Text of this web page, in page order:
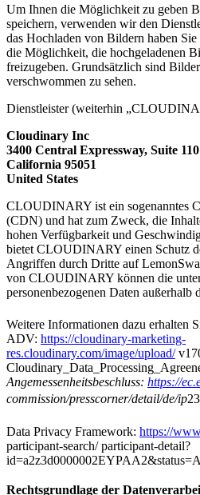
Um Ihnen die Möglichkeit zu geben
speichern, verwenden wir den
das Hochladen von Bildern haben
die Möglichkeit, die hochgeladenen
freizugeben. Grundsätzlich sind
verschwommen zu sehen.
Dienstleister (weiterhin
Cloudinary Inc
3400 Central Expressway, Suite
California 95051
United States
CLOUDINARY ist ein sogenanntes
(CDN) und hat zum Zweck, die
hohen Verfügbarkeit und
bietet CLOUDINARY einen Schutz
Angriffen durch Dritte auf
von CLOUDINARY können die
personenbezogenen Daten außerhalb
Weitere Informationen dazu erhalten
ADV: https://cloudinary-marketing-
res.cloudinary.com/image/upload/
Angemessenheitsbeschluss: https://
commission/presscorner/detail/de/ip
Data Privacy Framework: https://
participant-search/ participant-detail?
Rechtsgrundlage der